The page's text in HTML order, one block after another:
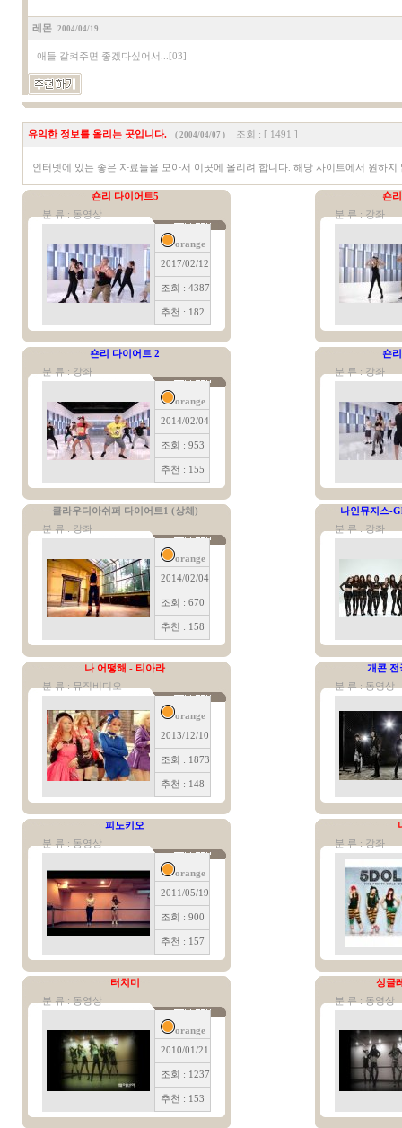
레몬 2004/04/19
애들 갈켜주면 좋겠다싶어서...[03]
유익한 정보를 올리는 곳입니다. ( 2004/04/07 ) 조회 : [ 1491 ]
인터넷에 있는 좋은 자료들을 모아서 이곳에 올리려 합니다. 해당 사이트에서 원하
숀리 다이어트5
분 류 : 동영상
orange
2017/02/12
조회 : 4387
추천 : 182
숀
분 류 : 강좌
숀리 다이어트 2
분 류 : 강좌
orange
2014/02/04
조회 : 953
추천 : 155
숀
분 류 : 강좌
클라우디아쉬퍼 다이어트1 (상체)
분 류 : 강좌
orange
2014/02/04
조회 : 670
추천 : 158
나인뮤지스-
분 류 : 강좌
나 어떻해 - 티아라
분 류 : 뮤직비디오
orange
2013/12/10
조회 : 1873
추천 : 148
개콘 전
분 류 : 동영상
피노키오
분 류 : 동영상
orange
2011/05/19
조회 : 900
추천 : 157
분 류 : 강좌
터치미
분 류 : 동영상
orange
2010/01/21
조회 : 1237
추천 : 153
싱글
분 류 : 동영상